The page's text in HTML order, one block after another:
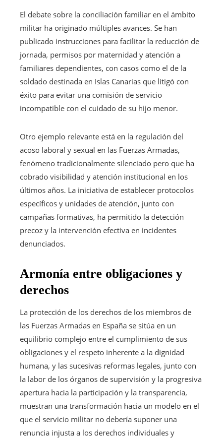
El debate sobre la conciliación familiar en el ámbito
militar ha originado múltiples avances. Se han
publicado instrucciones para facilitar la reducción de
jornada, permisos por maternidad y atención a
familiares dependientes, con casos como el de la
soldado destinada en Islas Canarias que litigó con
éxito para evitar una comisión de servicio
incompatible con el cuidado de su hijo menor.
Otro ejemplo relevante está en la regulación del
acoso laboral y sexual en las Fuerzas Armadas,
fenómeno tradicionalmente silenciado pero que ha
cobrado visibilidad y atención institucional en los
últimos años. La iniciativa de establecer protocolos
específicos y unidades de atención, junto con
campañas formativas, ha permitido la detección
precoz y la intervención efectiva en incidentes
denunciados.
Armonía entre obligaciones y
derechos
La protección de los derechos de los miembros de
las Fuerzas Armadas en España se sitúa en un
equilibrio complejo entre el cumplimiento de sus
obligaciones y el respeto inherente a la dignidad
humana, y las sucesivas reformas legales, junto con
la labor de los órganos de supervisión y la progresiva
apertura hacia la participación y la transparencia,
muestran una transformación hacia un modelo en el
que el servicio militar no debería suponer una
renuncia injusta a los derechos individuales y